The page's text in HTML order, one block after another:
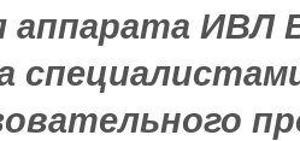
аппарата ИВЛ